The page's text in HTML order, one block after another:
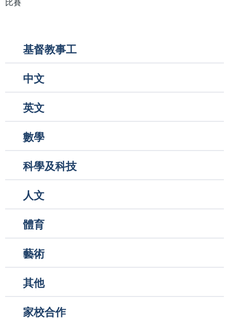
比賽
Main
navigation
基督教事工
中文
英文
數學
科學及科技
人文
體育
藝術
其他
家校合作